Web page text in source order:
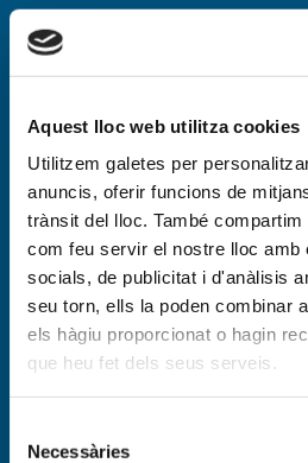
Aquest lloc web utilitza cookies
Utilitzem galetes per
anuncis, oferir funcions de
trànsit del lloc. També
com feu servir el nostre lloc amb
socials, de publicitat i d'anàlisis
seu torn, ells la poden combinar
els hàgiu proporcionat o hagin
que heu fet dels seus serveis.
Necessàries